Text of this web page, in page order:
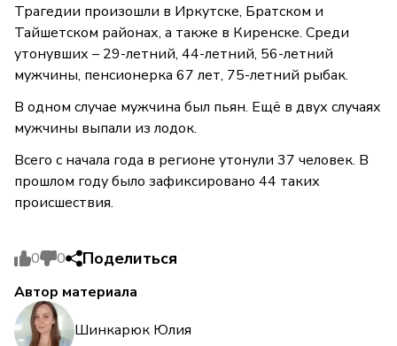
Трагедии произошли в Иркутске, Братском и
Тайшетском районах, а также в Киренске. Среди
утонувших – 29-летний, 44-летний, 56-летний
мужчины, пенсионерка 67 лет, 75-летний рыбак.
В одном случае мужчина был пьян. Ещё в двух случаях
мужчины выпали из лодок.
Всего с начала года в регионе утонули 37 человек. В
прошлом году было зафиксировано 44 таких
происшествия.
0 0 Поделиться
Автор материала
Шинкарюк Юлия